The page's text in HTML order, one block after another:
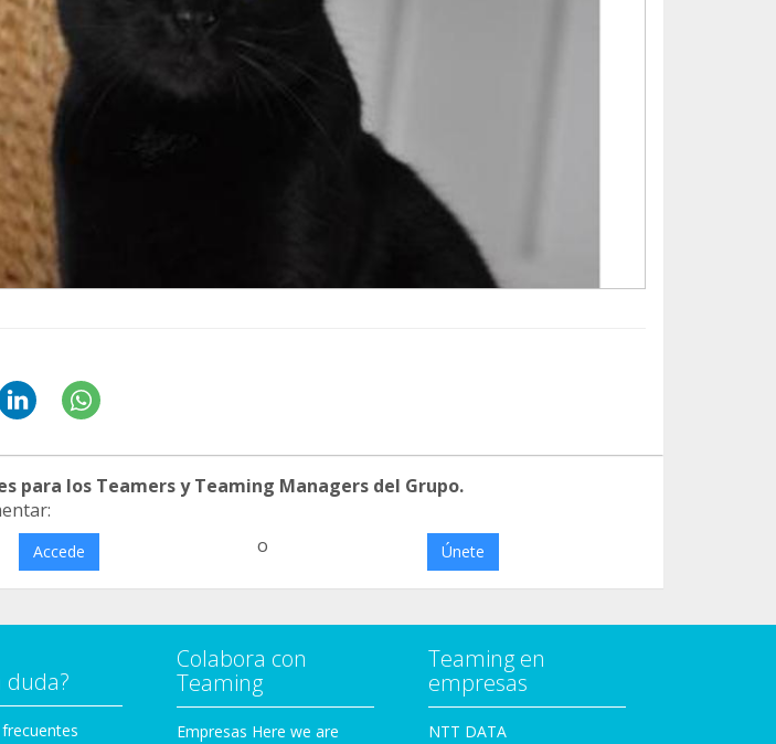
para los Teamers y Teaming Managers del Grupo.
Accede o Únete
duda?
Colabora con
Teaming
Empresas Here we are
Teaming en
empresas
NTT DATA